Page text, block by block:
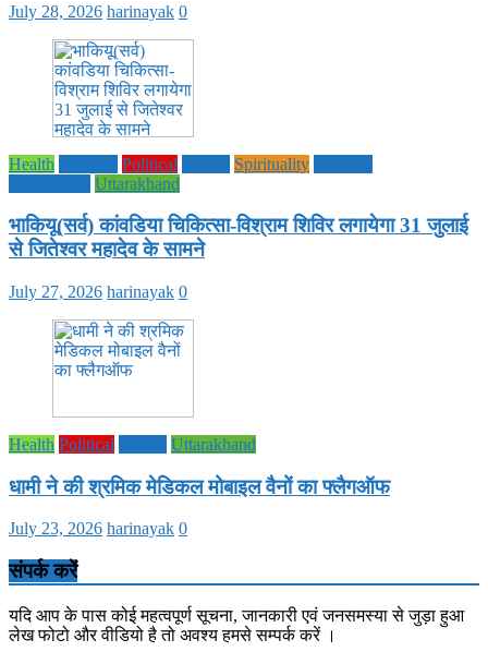
July 28, 2026 harinayak 0
Health Political Spirituality
Uttarakhand
भाकियू(सर्व) कांवडिया चिकित्सा-विश्राम शिविर लगायेगा 31 जुलाई
से जितेश्वर महादेव के सामने
July 27, 2026 harinayak 0
Health Political Uttarakhand
धामी ने की श्रमिक मेडिकल मोबाइल वैनों का फ्लैगऑफ
July 23, 2026 harinayak 0
संपर्क करें
यदि आप के पास कोई महत्वपूर्ण सूचना, जानकारी एवं जनसमस्या से जुड़ा हुआ
लेख फोटो और वीडियो है तो अवश्य हमसे सम्पर्क करें ।